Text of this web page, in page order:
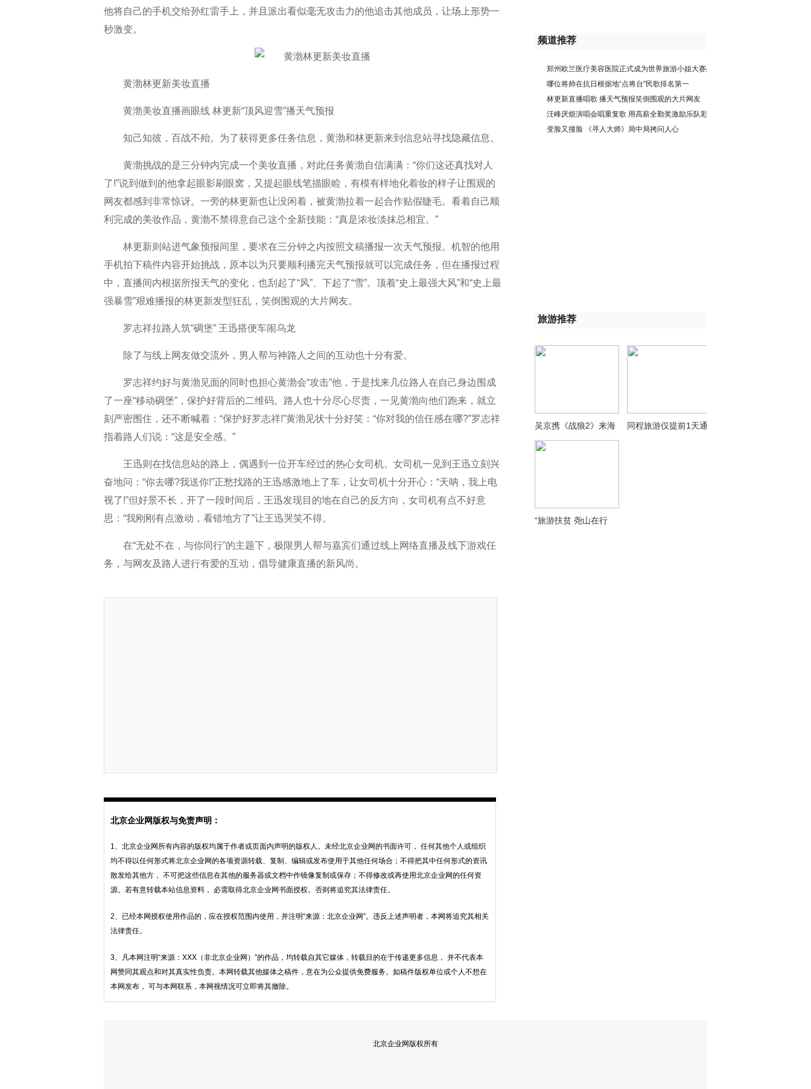
他将自己的手机交给孙红雷手上，并且派出看似毫无攻击力的他追击其他成员，让场上形势一
秒激变。
黄渤林更新美妆直播
黄渤美妆直播画眼线 林更新“顶风迎雪”播天气预报
知己知彼，百战不殆。为了获得更多任务信息，黄渤和林更新来到信息站寻找隐藏信息。
黄渤挑战的是三分钟内完成一个美妆直播，对此任务黄渤自信满满：“你们这还真找对人
了!”说到做到的他拿起眼影刷眼窝，又提起眼线笔描眼睑，有模有样地化着妆的样子让围观的
网友都感到非常惊讶。一旁的林更新也让没闲着，被黄渤拉着一起合作贴假睫毛。看着自己顺
利完成的美妆作品，黄渤不禁得意自己这个全新技能：“真是浓妆淡抹总相宜。”
林更新则站进气象预报间里，要求在三分钟之内按照文稿播报一次天气预报。机智的他用
手机拍下稿件内容开始挑战，原本以为只要顺利播完天气预报就可以完成任务，但在播报过程
中，直播间内根据所报天气的变化，也刮起了“风”、下起了“雪”。顶着“史上最强大风”和“史上最
强暴雪”艰难播报的林更新发型狂乱，笑倒围观的大片网友。
罗志祥拉路人筑“碉堡” 王迅搭便车闹乌龙
除了与线上网友做交流外，男人帮与神路人之间的互动也十分有爱。
罗志祥约好与黄渤见面的同时也担心黄渤会“攻击”他，于是找来几位路人在自己身边围成
了一座“移动碉堡”，保护好背后的二维码。路人也十分尽心尽责，一见黄渤向他们跑来，就立
刻严密围住，还不断喊着：“保护好罗志祥!”黄渤见状十分好笑：“你对我的信任感在哪?”罗志祥
指着路人们说：“这是安全感。”
王迅则在找信息站的路上，偶遇到一位开车经过的热心女司机。女司机一见到王迅立刻兴
奋地问：“你去哪?我送你!”正愁找路的王迅感激地上了车，让女司机十分开心：“天呐，我上电
视了!”但好景不长，开了一段时间后，王迅发现目的地在自己的反方向，女司机有点不好意
思：“我刚刚有点激动，看错地方了”让王迅哭笑不得。
在“无处不在，与你同行”的主题下，极限男人帮与嘉宾们通过线上网络直播及线下游戏任
务，与网友及路人进行有爱的互动，倡导健康直播的新风尚。
北京企业网版权与免责声明：
1、北京企业网所有内容的版权均属于作者或页面内声明的版权人。未经北京企业网的书面许可， 任何其他个人或组织
均不得以任何形式将北京企业网的各项资源转载、复制、编辑或发布使用于其他任何场合；不得把其中任何形式的资讯
散发给其他方， 不可把这些信息在其他的服务器或文档中作镜像复制或保存；不得修改或再使用北京企业网的任何资
源。若有意转载本站信息资料， 必需取得北京企业网书面授权。否则将追究其法律责任。
2、已经本网授权使用作品的，应在授权范围内使用，并注明“来源：北京企业网”。违反上述声明者，本网将追究其相关
法律责任。
3、凡本网注明“来源：XXX（非北京企业网）”的作品，均转载自其它媒体，转载目的在于传递更多信息， 并不代表本
网赞同其观点和对其真实性负责。本网转载其他媒体之稿件，意在为公众提供免费服务。如稿件版权单位或个人不想在
本网发布， 可与本网联系，本网视情况可立即将其撤除。
频道推荐
郑州欧兰医疗美容医院正式成为世界旅游小姐大赛战
略合作
哪位将帅在抗日根据地“点将台”民歌排名第一
林更新直播唱歌 播天气预报笑倒围观的大片网友
汪峰厌烦演唱会唱重复歌 用高薪全勤奖激励乐队彩排
变脸又撞脸 《寻人大师》局中局拷问人心
旅游推荐
吴京携《战狼2》来海 同程旅游仅提前1天通
“旅游扶贫 尧山在行
北京企业网版权所有